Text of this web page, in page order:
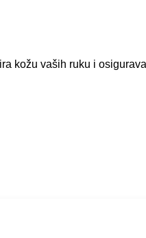
kožu vaših ruku i osigurava